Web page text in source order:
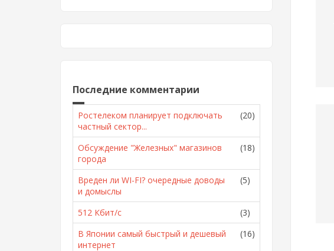
Последние комментарии
Ростелеком планирует подключать
частный сектор...
(20)
Обсуждение "Железных" магазинов
города
(18)
Вреден ли WI-FI? очередные доводы
и домыслы
(5)
512 Кбит/с
(3)
В Японии самый быстрый и дешевый
интернет
(16)